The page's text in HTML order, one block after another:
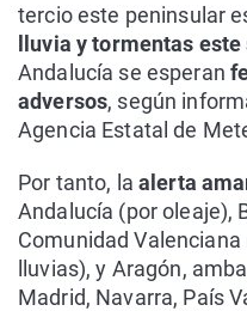
tercio este peninsular
lluvia y tormentas
Andalucía se esperan
adversos, según
Agencia Estatal de
Por tanto, la alerta
Andalucía (por oleaje),
Comunidad
lluvias), y Aragón,
Madrid, Navarra, País